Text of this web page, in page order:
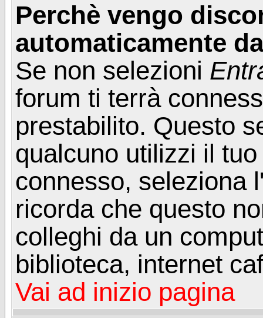
Perchè vengo
automaticamente
Se non selezioni
forum ti terrà
prestabilito. Questo
qualcuno utilizzi il
connesso, seleziona
ricorda che questo
colleghi da un
biblioteca, internet
Vai ad inizio pagina